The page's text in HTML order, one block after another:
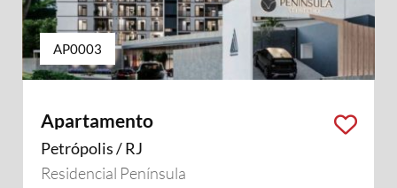
AP0003
Apartamento
Petrópolis / RJ
Residencial Península